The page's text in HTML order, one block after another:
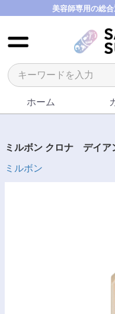
美容師専用の総
ホーム
ミルボン クロナ デイ
ミルボン